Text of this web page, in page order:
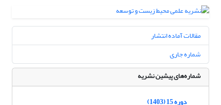
مقالات آماده انتشار
شماره جاری
شماره‌های پیشین نشریه
دوره 15 (1403)